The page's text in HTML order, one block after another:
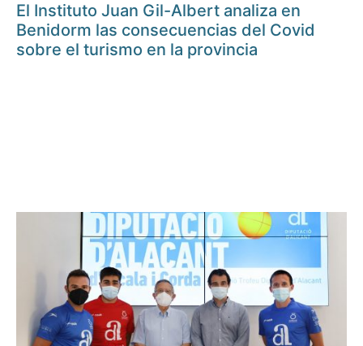
El Instituto Juan Gil-Albert analiza en
Benidorm las consecuencias del Covid
sobre el turismo en la provincia